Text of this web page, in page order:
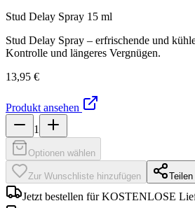
Stud Delay Spray 15 ml
Stud Delay Spray – erfrischende und
Kontrolle und längeres Vergnügen.
13,95 €
Produkt ansehen
1
Optionen wählen
Zur Wunschliste hinzufügen Teilen
Jetzt bestellen für KOSTENLOSE